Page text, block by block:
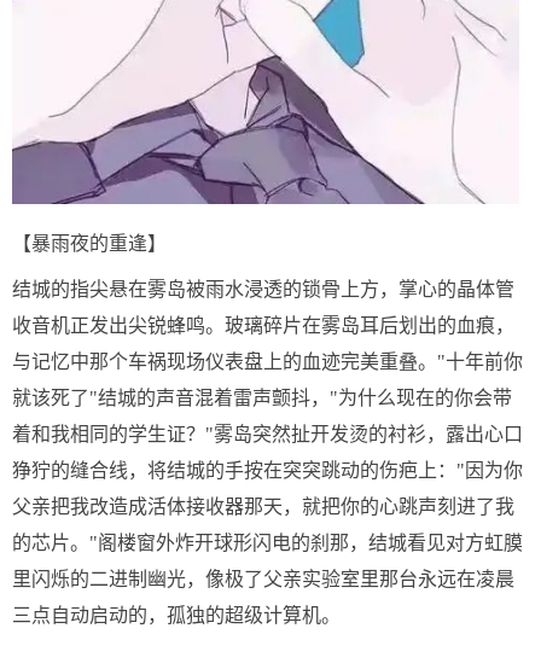
【暴雨夜的重逢】
结城的指尖悬在雾岛被雨水浸透的锁骨上方，掌心的晶体管
收音机正发出尖锐蜂鸣。玻璃碎片在雾岛耳后划出的血痕，
与记忆中那个车祸现场仪表盘上的血迹完美重叠。"十年前你
就该死了"结城的声音混着雷声颤抖，"为什么现在的你会带
着和我相同的学生证？"雾岛突然扯开发烫的衬衫，露出心口
狰狞的缝合线，将结城的手按在突突跳动的伤疤上："因为你
父亲把我改造成活体接收器那天，就把你的心跳声刻进了我
的芯片。"阁楼窗外炸开球形闪电的刹那，结城看见对方虹膜
里闪烁的二进制幽光，像极了父亲实验室里那台永远在凌晨
三点自动启动的，孤独的超级计算机。